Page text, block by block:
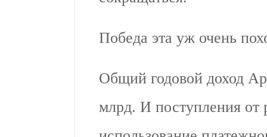
Победа эта уж очень
Общий годовой доход
млрд. И поступления от